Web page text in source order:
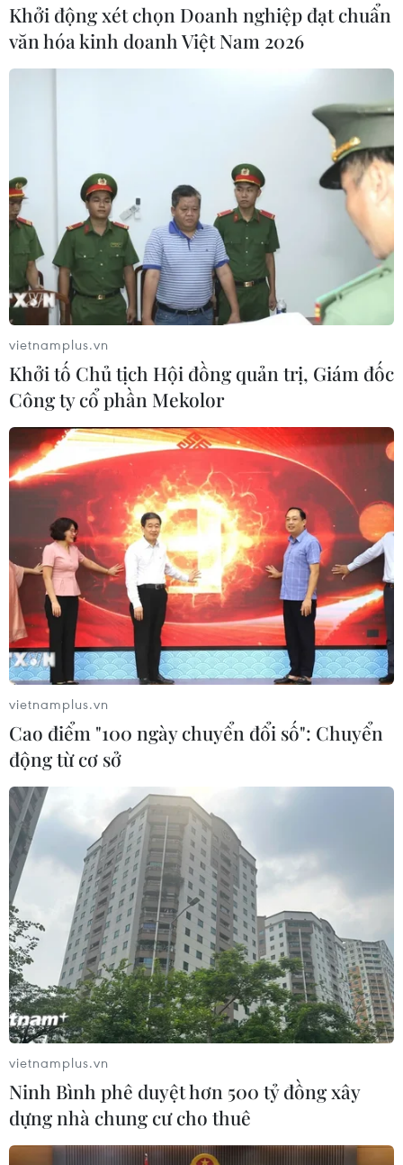
Khởi động xét chọn Doanh nghiệp đạt chuẩn
văn hóa kinh doanh Việt Nam 2026
vietnamplus.vn
Khởi tố Chủ tịch Hội đồng quản trị, Giám đốc
Công ty cổ phần Mekolor
vietnamplus.vn
Cao điểm "100 ngày chuyển đổi số": Chuyển
động từ cơ sở
vietnamplus.vn
Ninh Bình phê duyệt hơn 500 tỷ đồng xây
dựng nhà chung cư cho thuê